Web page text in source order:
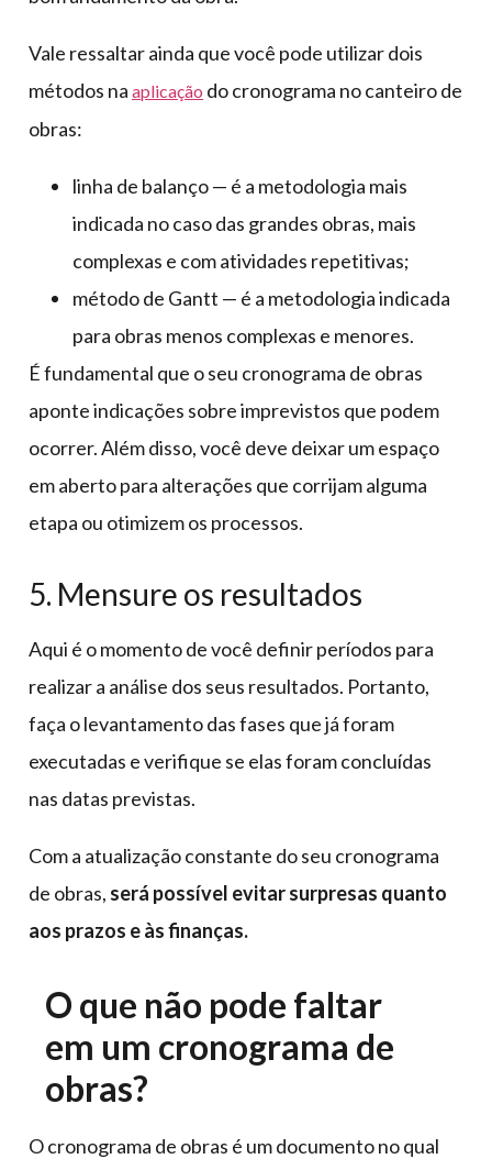
Vale ressaltar ainda que você pode utilizar dois
métodos na aplicação do cronograma no canteiro de
obras:
linha de balanço — é a metodologia mais
indicada no caso das grandes obras, mais
complexas e com atividades repetitivas;
método de Gantt — é a metodologia indicada
para obras menos complexas e menores.
É fundamental que o seu cronograma de obras
aponte indicações sobre imprevistos que podem
ocorrer. Além disso, você deve deixar um espaço
em aberto para alterações que corrijam alguma
etapa ou otimizem os processos.
5. Mensure os resultados
Aqui é o momento de você definir períodos para
realizar a análise dos seus resultados. Portanto,
faça o levantamento das fases que já foram
executadas e verifique se elas foram concluídas
nas datas previstas.
Com a atualização constante do seu cronograma
de obras, será possível evitar surpresas quanto
aos prazos e às finanças.
O que não pode faltar
em um cronograma de
obras?
O cronograma de obras é um documento no qual